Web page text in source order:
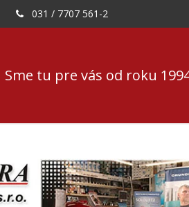
Sme tu pre vás od roku
031 / 7707 561-2